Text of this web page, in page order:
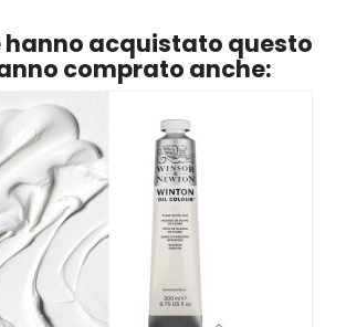
hanno acquistato questo
comprato anche: